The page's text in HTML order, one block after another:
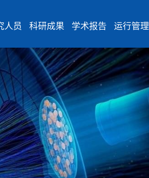
人员 科研成果 学术报告 运行管理